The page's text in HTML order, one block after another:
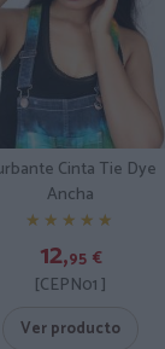
Cinta Tie Dye
Ancha
★★★★★
★★★★★
12,95 €
[CEPN01 ]
Ver producto